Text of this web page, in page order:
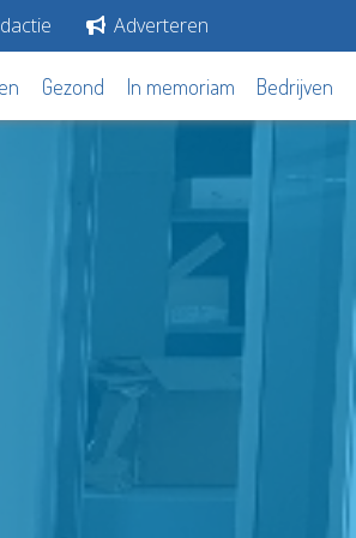
Adverteren
Gezond In memoriam Bedrijven